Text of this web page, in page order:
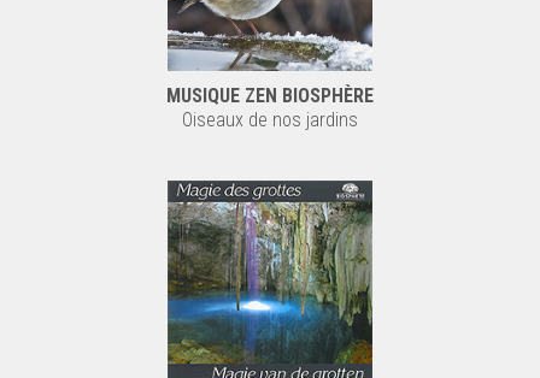
MUSIQUE ZEN BIOSPHÈRE
Oiseaux de nos jardins